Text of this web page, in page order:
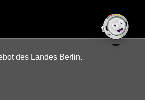
des Landes Berlin.